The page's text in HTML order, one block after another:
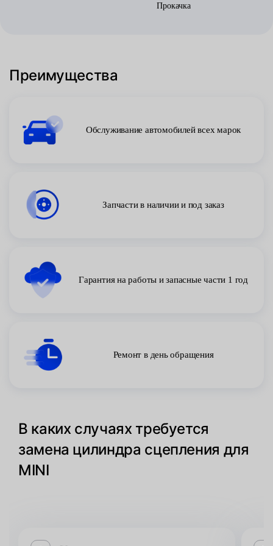
Прокачка
Преимущества
Обслуживание автомобилей всех марок
Запчасти в наличии и под заказ
Гарантия на работы и запасные части 1 год
Ремонт в день обращения
В каких случаях требуется
замена цилиндра сцепления для
MINI